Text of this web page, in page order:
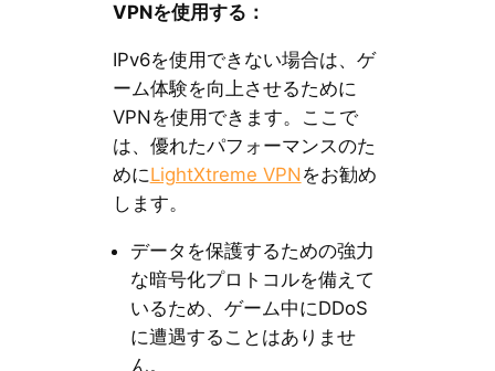
VPNを使用する：
IPv6を使用できない場合は、ゲ
ーム体験を向上させるために
VPNを使用できます。ここで
は、優れたパフォーマンスのた
めにLightXtreme VPNをお勧め
します。
データを保護するための強力
な暗号化プロトコルを備えて
いるため、ゲーム中にDDoS
に遭遇することはありませ
ん。